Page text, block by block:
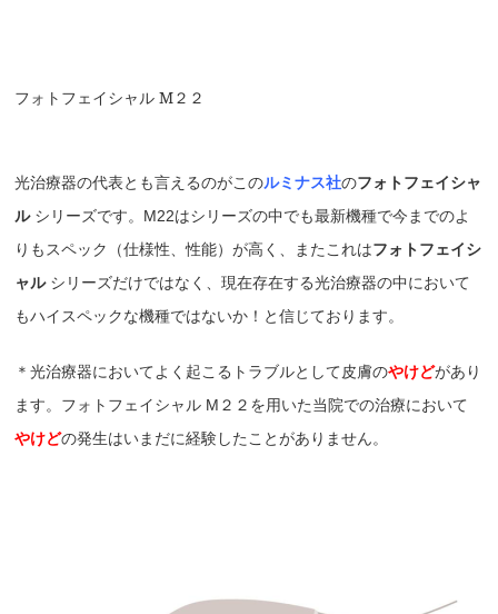
フォトフェイシャル M２２
光治療器の代表とも言えるのがこのルミナス社のフォトフェイシャ
ルシリーズです。M22はシリーズの中でも最新機種で今までのよ
りもスペック（仕様性、性能）が高く、またこれはフォトフェイシ
ャルシリーズだけではなく、現在存在する光治療器の中において
もハイスペックな機種ではないか！と信じております。
＊光治療器においてよく起こるトラブルとして皮膚のやけどがあり
ます。フォトフェイシャル M２２を用いた当院での治療において
やけどの発生はいまだに経験したことがありません。